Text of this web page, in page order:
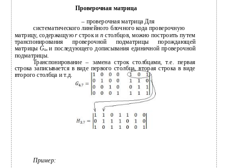
Проверочная матрица
– проверочная матрица Для
систематического линейного блочного кода проверочную
матрицу, содержащуюrстрок и nстолбцов, можно построить путем
транспонирования проверочной подматрицы порождающей
матрицы Gknи последующего дописывания единичной проверочной
подматрицы.
Транспонирование – замена строк столбцами, т.е. первая
строка записывается в виде первого столбца, вторая строка в виде
второго столбца и т.д.
Пример: